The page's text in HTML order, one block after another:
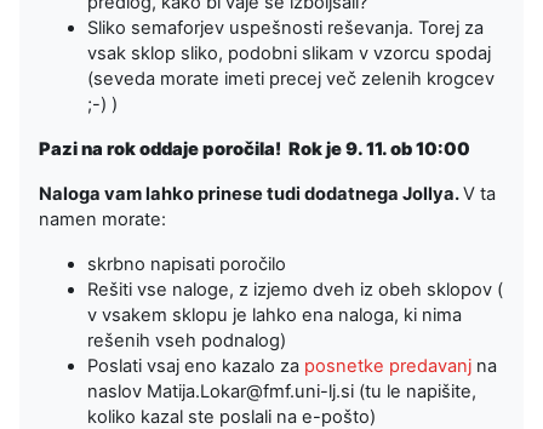
Sliko semaforjev uspešnosti reševanja. Torej za
vsak sklop sliko, podobni slikam v vzorcu spodaj
(seveda morate imeti precej več zelenih krogcev
;-) )
Pazi na rok oddaje poročila! Rok je 9. 11. ob 10:00
Naloga vam lahko prinese tudi dodatnega Jollya.V ta
namen morate:
skrbno napisati poročilo
Rešiti vse naloge, z izjemo dveh iz obeh sklopov (
v vsakem sklopu je lahko ena naloga, ki nima
rešenih vseh podnalog)
Poslati vsaj eno kazalo za posnetke predavanj na
naslov Matija.Lokar@fmf.uni-lj.si (tu le napišite,
koliko kazal ste poslali na e-pošto)